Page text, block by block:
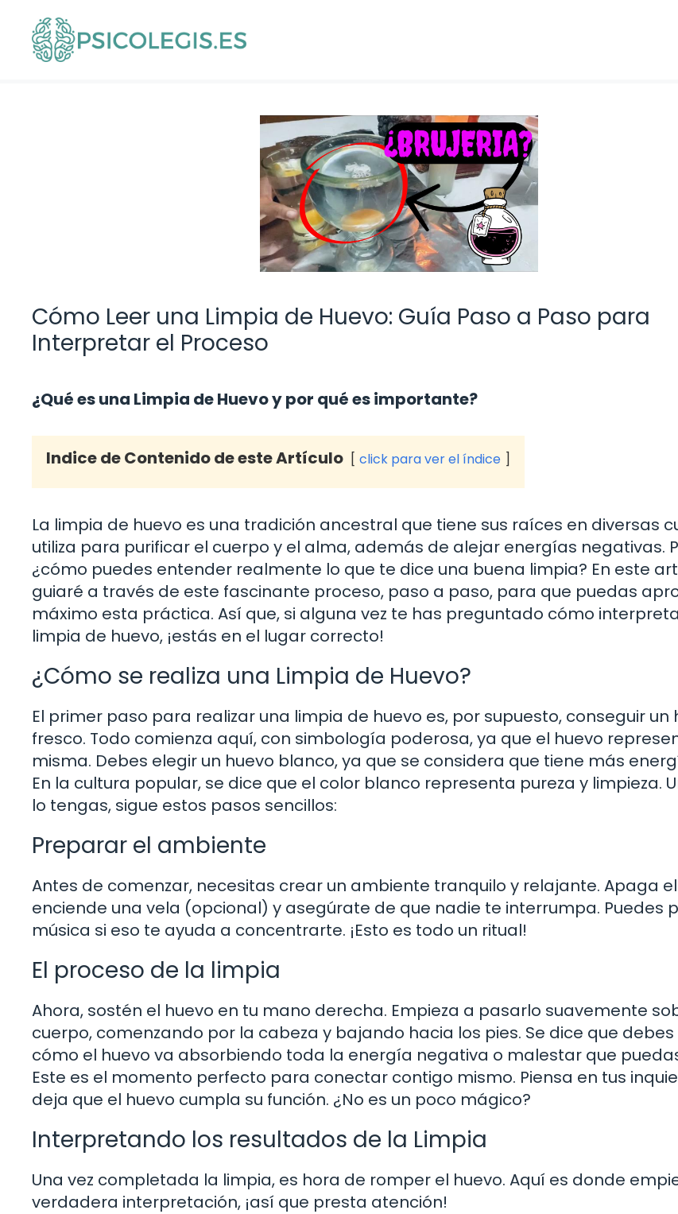
contenido
Cómo Leer una Limpia de Huevo: Guía Paso a Paso para
Interpretar el Proceso
¿Qué es una Limpia de Huevo y por qué es importante?
Indice de Contenido de este Artículo click para ver el índice
La limpia de huevo es una tradición ancestral que tiene sus raíces en diversas
utiliza para purificar el cuerpo y el alma, además de alejar energías negativas.
¿cómo puedes entender realmente lo que te dice una buena limpia? En este
guiaré a través de este fascinante proceso, paso a paso, para que puedas
máximo esta práctica. Así que, si alguna vez te has preguntado cómo
limpia de huevo, ¡estás en el lugar correcto!
¿Cómo se realiza una Limpia de Huevo?
El primer paso para realizar una limpia de huevo es, por supuesto, conseguir un
fresco. Todo comienza aquí, con simbología poderosa, ya que el huevo
misma. Debes elegir un huevo blanco, ya que se considera que tiene más
En la cultura popular, se dice que el color blanco representa pureza y limpieza.
lo tengas, sigue estos pasos sencillos:
Preparar el ambiente
Antes de comenzar, necesitas crear un ambiente tranquilo y relajante. Apaga
enciende una vela (opcional) y asegúrate de que nadie te interrumpa. Puedes
música si eso te ayuda a concentrarte. ¡Esto es todo un ritual!
El proceso de la limpia
Ahora, sostén el huevo en tu mano derecha. Empieza a pasarlo suavemente
cuerpo, comenzando por la cabeza y bajando hacia los pies. Se dice que debes
cómo el huevo va absorbiendo toda la energía negativa o malestar que
Este es el momento perfecto para conectar contigo mismo. Piensa en tus
deja que el huevo cumpla su función. ¿No es un poco mágico?
Interpretando los resultados de la Limpia
Una vez completada la limpia, es hora de romper el huevo. Aquí es donde
verdadera interpretación, ¡así que presta atención!